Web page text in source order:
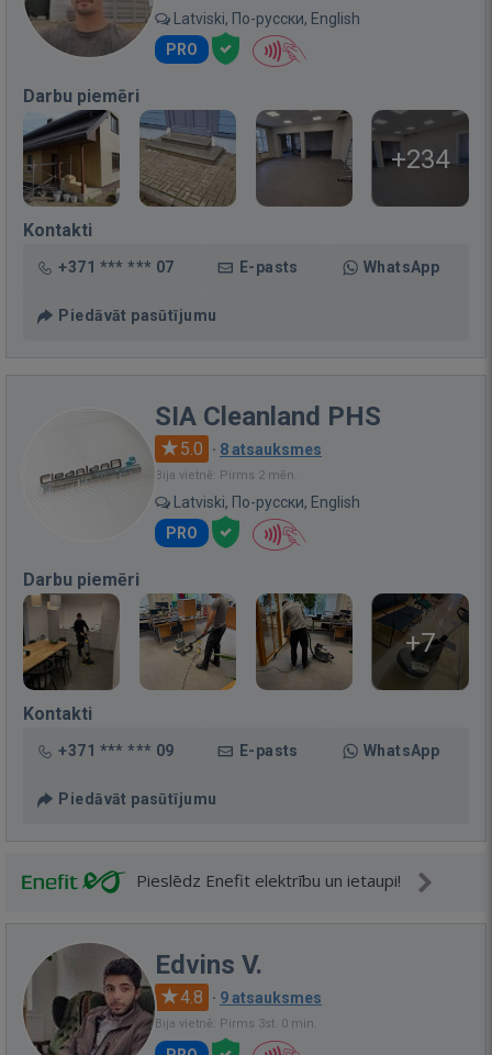
Latviski, По-русски, English
PRO
Darbu piemēri
+234
Kontakti
+371 *** *** 07 E-pasts WhatsApp
Piedāvāt pasūtījumu
SIA Cleanland PHS
5.0 · 8 atsauksmes
Bija vietnē: Pirms 2 mēn.
Latviski, По-русски, English
PRO
Darbu piemēri
+7
Kontakti
+371 *** *** 09 E-pasts WhatsApp
Piedāvāt pasūtījumu
Pieslēdz Enefit elektrību un ietaupi!
Edvins V.
4.8 · 9 atsauksmes
Bija vietnē: Pirms 3st. 0 min.